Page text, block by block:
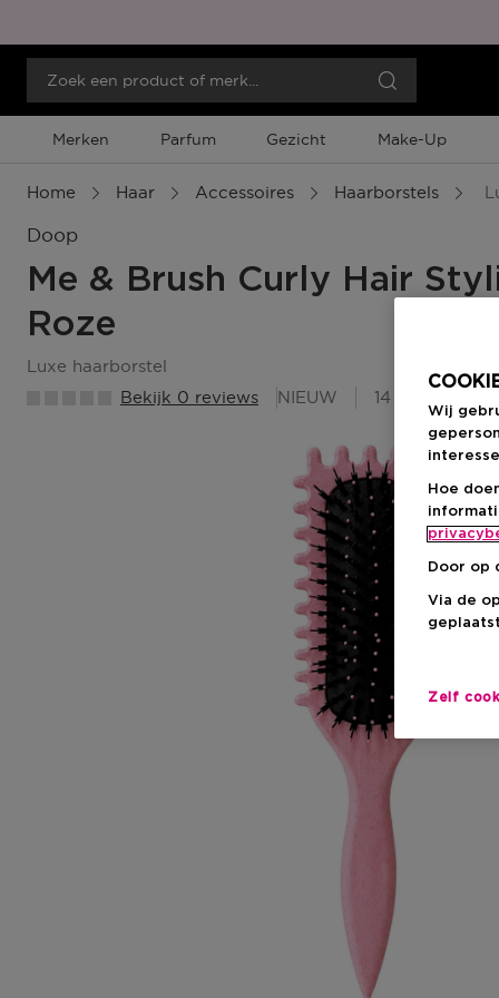
Merken Parfum Gezicht Make-Up
Home Haar Accessoires Haarborstels
Doop
Me & Brush Curly Hair
Roze
luxe haarborstel
Bekijk 0 reviews
NIEUW 14 Beauty
Wij
Hoe
Door op
Via de
Zelf